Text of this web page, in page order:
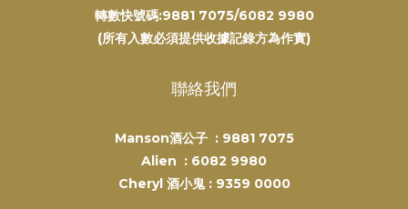
轉數快號碼:9881 7075/6082 9980
(所有入數必須提供收據記錄方為作實)
聯絡我們
Manson酒公子 : 9881 7075
Alien : 6082 9980
Cheryl 酒小鬼 : 9359 0000